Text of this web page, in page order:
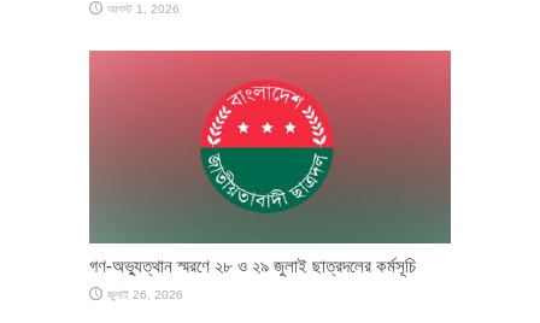
আগস্ট 1, 2026
গণ-অভ্যুত্থান স্মরণে ২৮ ও ২৯ জুলাই ছাত্রদলের কর্মসূচি
জুলাই 26, 2026